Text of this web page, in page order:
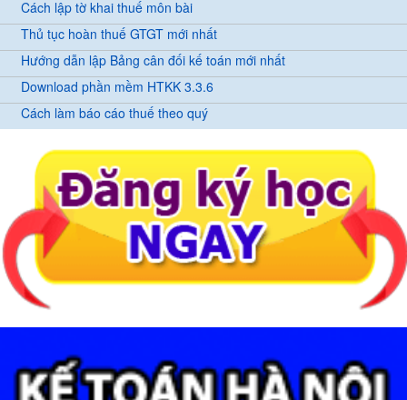
Cách lập tờ khai thuế môn bài
Thủ tục hoàn thuế GTGT mới nhất
Hướng dẫn lập Bảng cân đối kế toán mới nhất
Download phần mềm HTKK 3.3.6
Cách làm báo cáo thuế theo quý